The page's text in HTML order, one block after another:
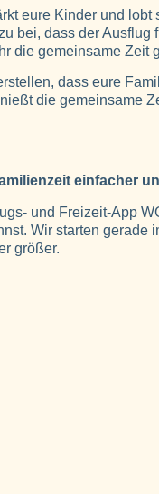
eure Kinder und
bei, dass der
die gemeinsame Zeit
dass eure
die gemeinsame
einfacher
und Freizeit-App
Wir starten
größer.